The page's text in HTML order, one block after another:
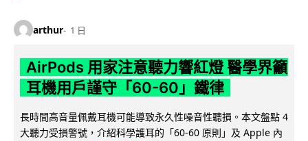
arthur 1 日
AirPods 用家注意聽力響紅燈 醫學界籲
耳機用戶謹守「60-60」鐵律
長時間高音量佩戴耳機可能導致永久性噪音性聽損。本文盤點 4
大聽力受損警號，介紹科學護耳的「60-60 原則」及 Apple 內